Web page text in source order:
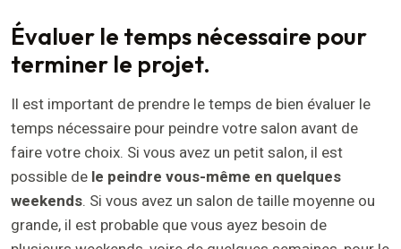
Évaluer le temps nécessaire pour
terminer le projet.
Il est important de prendre le temps de bien évaluer le
temps nécessaire pour peindre votre salon avant de
faire votre choix. Si vous avez un petit salon, il est
possible de le peindre vous-même en quelques
weekends. Si vous avez un salon de taille moyenne ou
grande, il est probable que vous ayez besoin de